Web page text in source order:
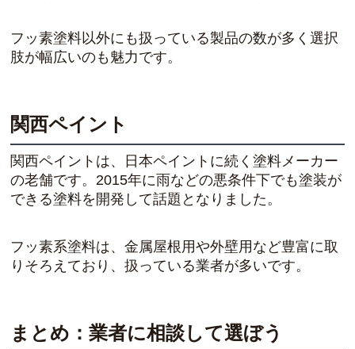
フッ素塗料以外にも扱っている製品の数が多く選択
肢が幅広いのも魅力です。
関西ペイント
関西ペイントは、日本ペイントに続く塗料メーカー
の老舗です。2015年に雨などの悪条件下でも塗装が
できる塗料を開発して話題となりました。
フッ素系塗料は、金属屋根用や外壁用など豊富に取
りそろえており、扱っている業者が多いです。
まとめ：業者に相談して選ぼう